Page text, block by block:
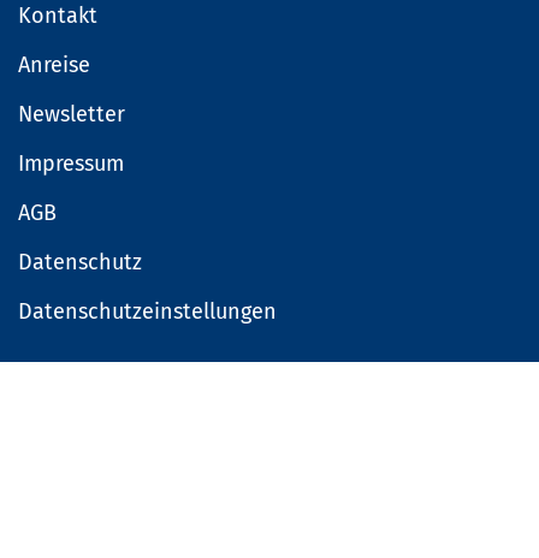
Kontakt
Anreise
Newsletter
Impressum
AGB
Datenschutz
Datenschutzeinstellungen